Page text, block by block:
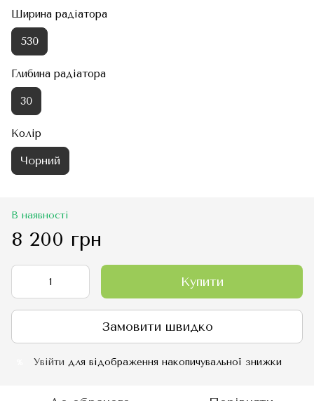
Ширина радіатора
530
Глибина радіатора
30
Колір
Чорний
В наявності
8 200 грн
Купити
Замовити швидко
Увійти для відображення накопичувальної знижки